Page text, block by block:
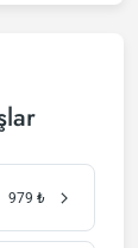
979 ₺